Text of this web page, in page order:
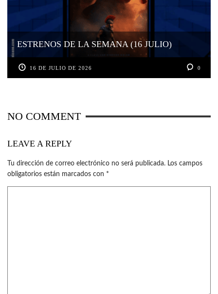
ESTRENOS DE LA SEMANA (16 JULIO)
16 DE JULIO DE 2026 0
NO COMMENT
LEAVE A REPLY
Tu dirección de correo electrónico no será publicada. Los campos
obligatorios están marcados con *